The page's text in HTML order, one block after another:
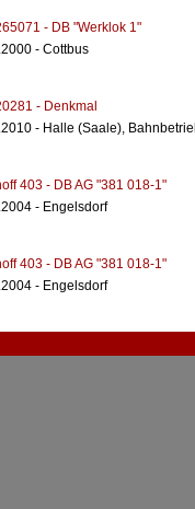
- DB "Werklok 1"
- Cottbus
- Denkmal
- Halle (Saale),
403 - DB AG "381 018-1"
- Engelsdorf
403 - DB AG "381 018-1"
- Engelsdorf